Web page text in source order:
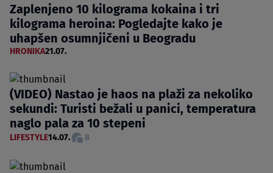
Zaplenjeno 10 kilograma kokaina i tri
kilograma heroina: Pogledajte kako je
uhapšen osumnjičeni u Beogradu
HRONIKA21.07.
(VIDEO) Nastao je haos na plaži za nekoliko
sekundi: Turisti bežali u panici, temperatura
naglo pala za 10 stepeni
LIFESTYLE14.07. 8